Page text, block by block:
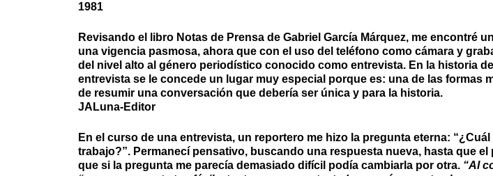
1981
Revisando el libro Notas de Prensa de Gabriel García Márquez, me encontré
una vigencia pasmosa, ahora que con el uso del teléfono como cámara y
del nivel alto al género periodístico conocido como entrevista. En la historia
entrevista se le concede un lugar muy especial porque es: una de las formas
de resumir una conversación que debería ser única y para la historia.
JALuna-Editor
En el curso de una entrevista, un reportero me hizo la pregunta eterna:
trabajo?”. Permanecí pensativo, buscando una respuesta nueva, hasta que el
que si la pregunta me parecía demasiado difícil podía cambiarla por otra. “Al